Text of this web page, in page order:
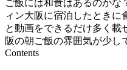
ご飯には和食はあるのかな
ィン大阪に宿泊したときに
と動画をできるだけ多く載
阪の朝ご飯の雰囲気が少し
Contents